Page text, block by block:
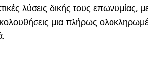
λύσεις δικής τους επωνυμίας,
μια πλήρως